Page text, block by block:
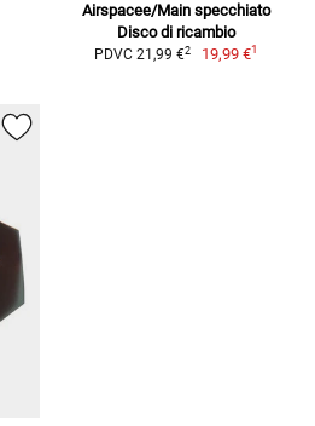
Airspacee/Main specchiato
Disco di ricambio
PDVC 21,99 €2 19,99 €1